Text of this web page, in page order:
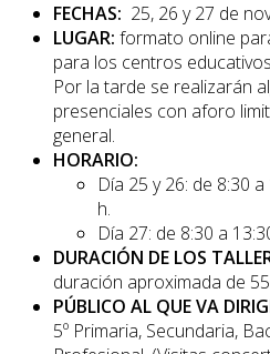
FECHAS: 25, 26 y 27 de
LUGAR: formato online
para los centros
Por la tarde se realizarán
presenciales con aforo
general.
HORARIO:
Día 25 y 26: de 8:30
h.
Día 27: de 8:30 a
DURACIÓN DE LOS
duración aproximada de
PÚBLICO AL QUE VA
5º Primaria, Secundaria,